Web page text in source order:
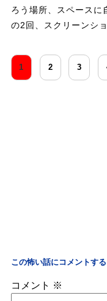
ろう場所、スペースに
の2回、スクリーンシ
1 2 3
この怖い話にコメントする
コメント ※